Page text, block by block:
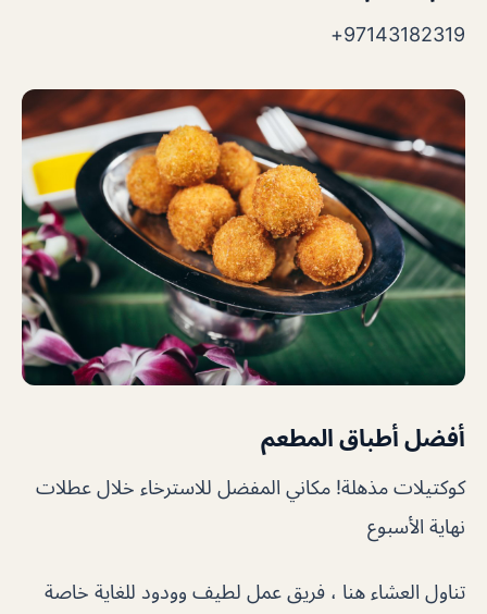
97143182319+
أفضل أطباق المطعم
كوكتيلات مذهلة! مكاني المفضل للاسترخاء خلال عطلات
نهاية الأسبوع
تناول العشاء هنا ، فريق عمل لطيف وودود للغاية خاصة